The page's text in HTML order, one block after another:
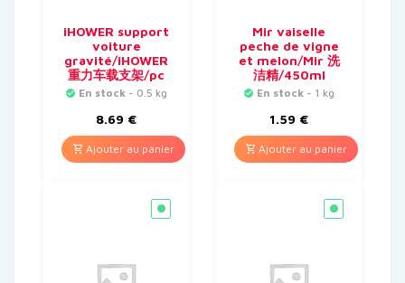
iHOWER support
voiture
gravité/iHOWER
重力车载支架/pc
En stock - 0.5 kg
8.69 €
Ajouter au panier
Mir vaiselle
peche de vigne
et melon/Mir 洗
洁精/450ml
En stock - 1 kg
1.59 €
Ajouter au panier